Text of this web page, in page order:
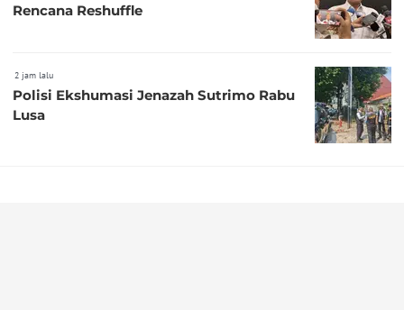
Rencana Reshuffle
2 jam lalu
Polisi Ekshumasi Jenazah Sutrimo Rabu
Lusa